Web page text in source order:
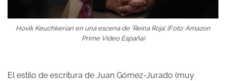
Hovik Keuchkerian en una escena de ‘Reina Roja’. (Foto: Amazon
Prime Video España)
El estilo de escritura de Juan Gómez-Jurado (muy